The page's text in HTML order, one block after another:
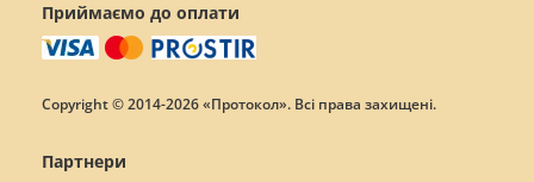
Приймаємо до оплати
Copyright © 2014-2026 «Протокол». Всі права захищені.
Партнери